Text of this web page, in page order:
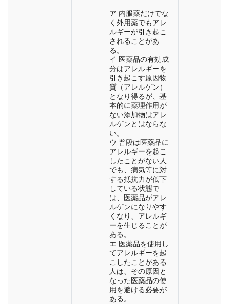
ア 内服薬だけでな
く外用薬でもアレ
ルギーが引き起こ
されることがあ
る。
イ 医薬品の有効成
分はアレルギーを
引き起こす原因物
質（アレルゲン）
となり得るが、基
本的に薬理作用が
ない添加物はアレ
ルゲンとはならな
い。
ウ 普段は医薬品に
アレルギーを起こ
したことがない人
でも、病気等に対
する抵抗力が低下
している状態で
は、医薬品がアレ
ルゲンになりやす
くなり、アレルギ
ーを生じることが
ある。
エ 医薬品を使用し
てアレルギーを起
こしたことがある
人は、その原因と
なった医薬品の使
用を避ける必要が
ある。